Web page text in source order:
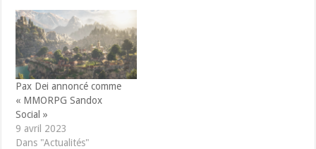
Pax Dei annoncé comme
« MMORPG Sandox
Social »
9 avril 2023
Dans "Actualités"